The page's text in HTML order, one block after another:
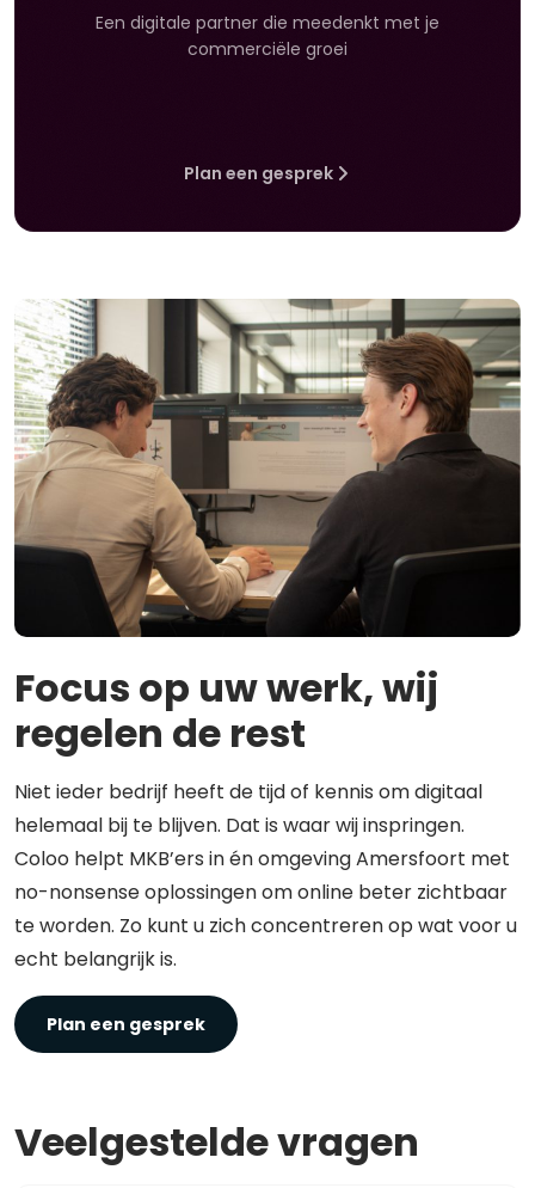
Een digitale partner die meedenkt met je
commerciële groei
Plan een gesprek
Focus op uw werk, wij
regelen de rest
Niet ieder bedrijf heeft de tijd of kennis om digitaal
helemaal bij te blijven. Dat is waar wij inspringen.
Coloo helpt MKB’ers in én omgeving Amersfoort met
no-nonsense oplossingen om online beter zichtbaar
te worden. Zo kunt u zich concentreren op wat voor u
echt belangrijk is.
Plan een gesprek
Veelgestelde vragen